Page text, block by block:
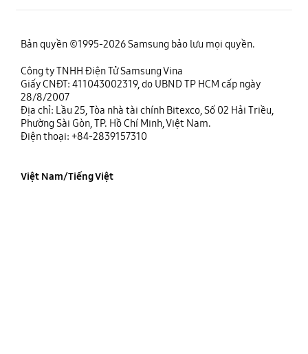
Bản quyền ©1995-2026 Samsung bảo lưu mọi quyền.
Công ty TNHH Điện Tử Samsung Vina
Giấy CNĐT: 411043002319, do UBND TP HCM cấp ngày
28/8/2007
Địa chỉ: Lầu 25, Tòa nhà tài chính Bitexco, Số 02 Hải Triều,
Phường Sài Gòn, TP. Hồ Chí Minh, Việt Nam.
Điện thoại: +84-2839157310
Việt Nam/Tiếng Việt